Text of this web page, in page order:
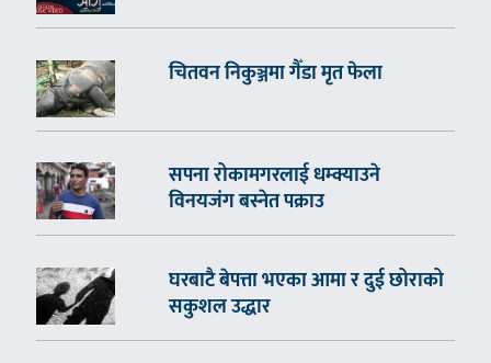
चितवन निकुञ्जमा गैँडा मृत फेला
सपना रोकामगरलाई धम्क्याउने
विनयजंग बस्नेत पक्राउ
घरबाटै बेपत्ता भएका आमा र दुई छोराको
सकुशल उद्धार